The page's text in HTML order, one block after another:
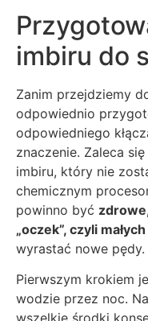
imbiru do
Zanim przejdziemy
odpowiednio
odpowiedniego
znaczenie. Zaleca
imbiru, który nie
chemicznym
powinno być
„oczek”, czyli
wyrastać nowe pędy.
Pierwszym krokiem
wodzie przez noc.